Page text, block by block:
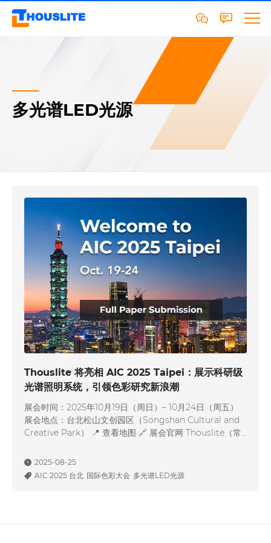
多光谱LED光源
Thouslite 将亮相 AIC 2025 Taipei：展示科研级
光谱照明系统，引领色彩研究新浪潮
展会时间：2025年10月19日（周日）– 10月24日（周五）
展会地点：台北松山文创园区（Songshan Cultural and
Creative Park） 📍 查看地图 🔗 展会官网 Thouslite（常
（AIC）主办的全球色彩科学盛会——AIC 2025 Taipei，本
届大会主题为“Color for Future”，聚焦色彩在人类…
2025-08-25
AIC 2025 台北 国际色彩大会 多光谱LED光源